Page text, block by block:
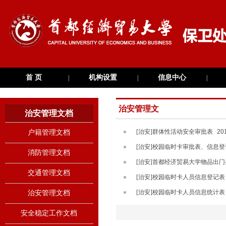
首 页 机构设置 信息中心
治安管理文档
户籍管理文档
消防管理文档
交通管理文档
治安管理文档
安全稳定工作文档
治安管理文
档
[治安]群体性活动安全审批表
[治安]校园临时卡审批表、信息
[治安]首都经济贸易大学物品出
[治安]校园临时卡人员信息登记表
[治安]校园临时卡人员信息统计表